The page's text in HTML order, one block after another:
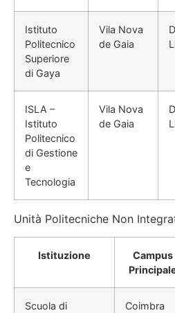
Istituto
Politecnico
Superiore
di Gaya
Vila Nova
de Gaia
ISLA –
Istituto
Politecnico
di Gestione
e
Tecnologia
Vila Nova
de Gaia
Unità Politecniche Non
Istituzione
Campus
Scuola di
Coimbra